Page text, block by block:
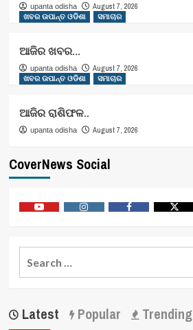
upanta odisha
August 7, 2026
ଖବର ଉପାନ୍ତ ଓଡିଶା
ସମାଚାର
ଆଜିର ଖବର…
upanta odisha
August 7, 2026
ଖବର ଉପାନ୍ତ ଓଡିଶା
ସମାଚାର
ଆଜିର ରାଶିଫଳ..
upanta odisha August 7, 2026
CoverNews Social
Latest Popular Trending